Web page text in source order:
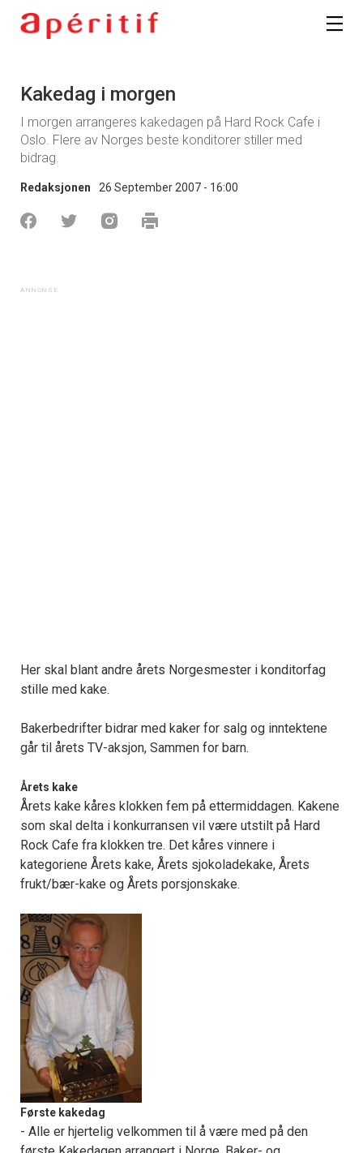
Kakedag i morgen
I morgen arrangeres kakedagen på Hard Rock Cafe i
Oslo. Flere av Norges beste konditorer stiller med
bidrag.
Redaksjonen 26 September 2007 - 16:00
Her skal blant andre årets Norgesmester i konditorfag
stille med kake.
Bakerbedrifter bidrar med kaker for salg og inntektene
går til årets TV-aksjon, Sammen for barn.
Årets kake
Årets kake kåres klokken fem på ettermiddagen. Kakene
som skal delta i konkurransen vil være utstilt på Hard
Rock Cafe fra klokken tre. Det kåres vinnere i
kategoriene Årets kake, Årets sjokoladekake, Årets
frukt/bær-kake og Årets porsjonskake.
Første kakedag
- Alle er hjertelig velkommen til å være med på den